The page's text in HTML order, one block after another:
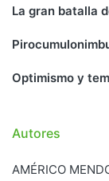
La gran batalla
Optimismo y
Autores
AMÉRICO